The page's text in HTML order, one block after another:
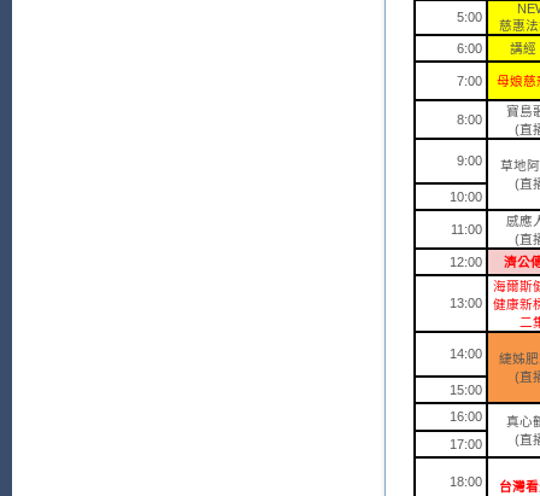
5:00
慈惠
6:00
講經
7:00 母娘慈
8:00
寶島
(直
9:00
草地
(直
10:00
11:00
感應
(直
12:00
濟公
13:00
海爾斯
健康新
二
14:00
緁姊
(直
15:00
16:00
真心
(直
17:00
18:00
台灣